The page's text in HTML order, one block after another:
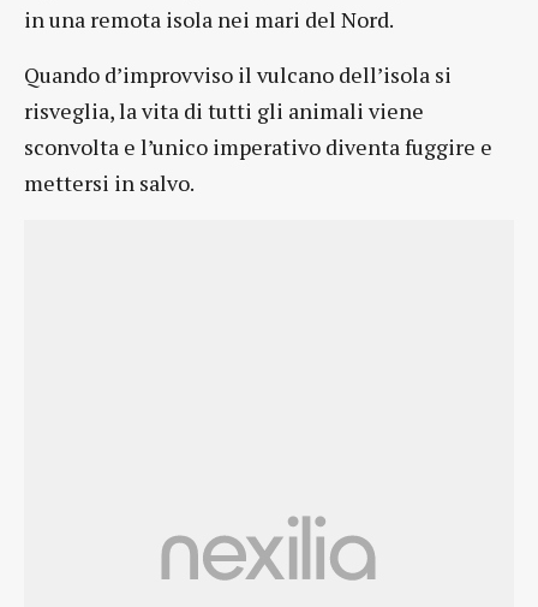
in una remota isola nei mari del Nord.
Quando d’improvviso il vulcano dell’isola si
risveglia, la vita di tutti gli animali viene
sconvolta e l’unico imperativo diventa fuggire e
mettersi in salvo.